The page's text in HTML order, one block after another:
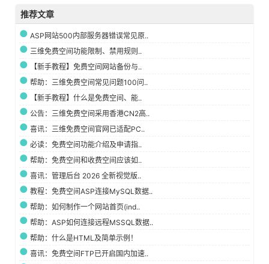
推荐文章
ASP网站500内部服务器错误常见原..
三维免费空间功能限制、禁用规则..
【新手教程】免费空间网站备份与..
帮助：三维免费空间常见问题100问..
【新手教程】什么是免费空间、能..
公告：三维免费空间采用香港CN2高..
喜讯：三维免费空间官网已适配PC..
必读：免费空间功能介绍及申请指..
帮助：免费空间和收费空间应该如..
喜讯：管理后台 2026 全新视觉版..
教程：免费空间ASP连接MySQL数据..
帮助：如何制作一个网站首页(ind..
帮助：ASP如何连接远程MSSQL数据..
帮助：什么是HTML及简单示例！
喜讯：免费空间FTP已开启国内加速..